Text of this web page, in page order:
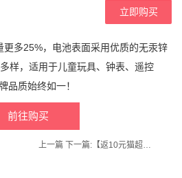
立即购买
更多25%，电池表面采用优质的无汞锌
样，适用于儿童玩具、钟表、遥控
品质始终如一！
前往购买
上一篇 下一篇: 【返10元猫超卡】超定制-海天酱油0添加原酿本味1.54kg*2瓶+500ml料酒+500ml香醋